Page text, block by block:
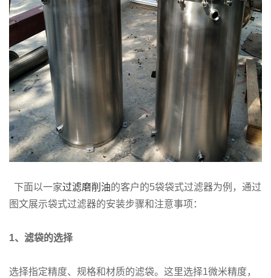
下面以一家过滤磨削油的客户的5袋袋式过滤器为例，通过
图文展示袋式过滤器的安装步骤和注意事项：
1、滤袋的选择
选择指定精度、规格和材质的滤袋。这里选择1微米精度，